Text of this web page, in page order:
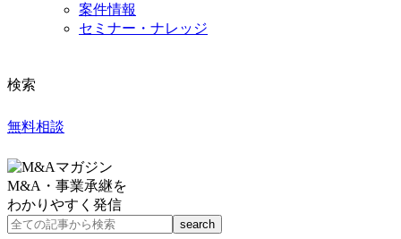
案件情報
セミナー・ナレッジ
検索
無料相談
M&A・事業承継を
わかりやすく発信